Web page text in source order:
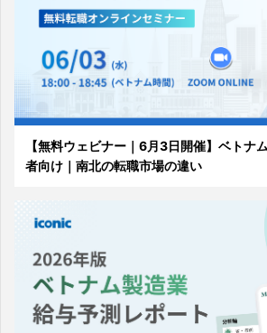
【無料ウェビナー｜6月3日開催】ベトナ
者向け｜南北の転職市場の違い